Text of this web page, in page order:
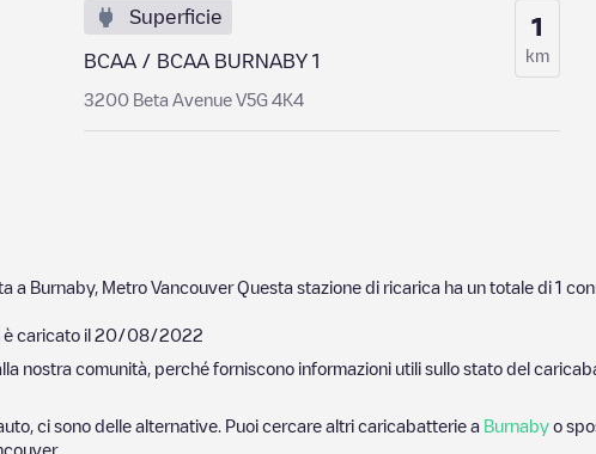
Superficie
BCAA / BCAA BURNABY 1
3200 Beta Avenue V5G 4K4
1
km
a Burnaby, Metro VancouverQuesta stazione di ricarica ha un totale di 1
caricato il 20/08/2022
nostra comunità, perché forniscono informazioni utili sullo stato del
ci sono delle alternative. Puoi cercare altri caricabatterie a Burnaby o